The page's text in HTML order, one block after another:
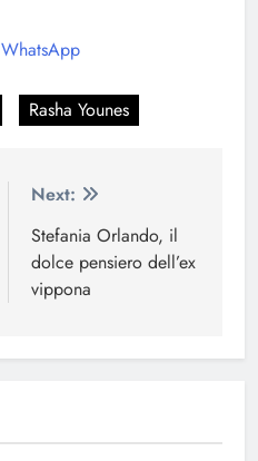
WhatsApp
Rasha Younes
Next:
Stefania Orlando, il
dolce pensiero dell’ex
vippona